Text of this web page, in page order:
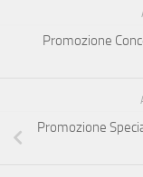
Promozione
Promozione